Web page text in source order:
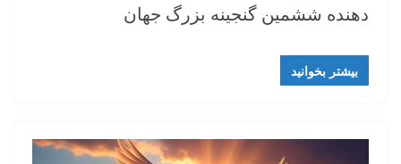
دهنده ششمین گنجینه بزرگ جهان
بیشتر بخوانید